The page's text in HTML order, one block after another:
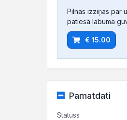
Pilnas izziņas par
patiesā labuma
€ 15.00
Pamatdati
Statuss